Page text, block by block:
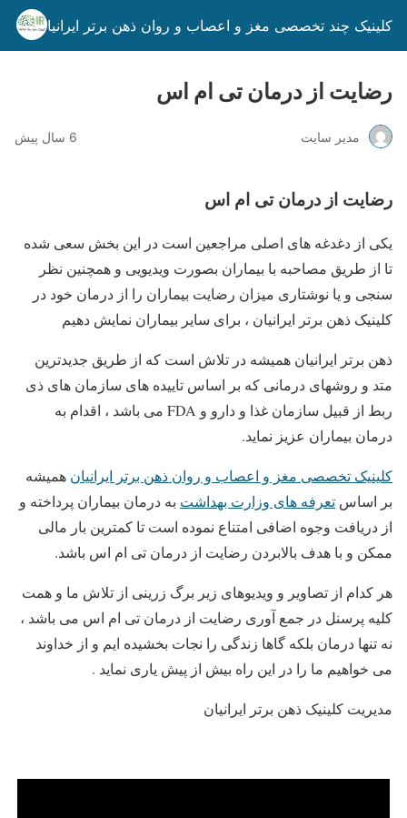
کلینیک چند تخصصی مغز و اعصاب و روان ذهن برتر ایرانیان
رضایت از درمان تی ام اس
مدیر سایت 6 سال پیش
رضایت از درمان تی ام اس
یکی از دغدغه های اصلی مراجعین است در این بخش سعی شده
تا از طریق مصاحبه با بیماران بصورت ویدیویی و همچنین نظر
سنجی و یا نوشتاری میزان رضایت بیماران را از درمان خود در
کلینیک ذهن برتر ایرانیان ، برای سایر بیماران نمایش دهیم
ذهن برتر ایرانیان همیشه در تلاش است که از طریق جدیدترین
متد و روشهای درمانی که بر اساس تاییده های سازمان های ذی
ربط از قبیل سازمان غذا و دارو و FDA می باشد ، اقدام به
درمان بیماران عزیز نماید.
کلینیک تخصصی مغز و اعصاب و روان ذهن برتر ایرانیان همیشه
بر اساس تعرفه های وزارت بهداشت به درمان بیماران پرداخته و
از دریافت وجوه اضافی امتناع نموده است تا کمترین بار مالی
ممکن و با هدف بالابردن رضایت از درمان تی ام اس باشد.
هر کدام از تصاویر و ویدیوهای زیر برگ زرینی از تلاش ما و همت
کلیه پرسنل در جمع آوری رضایت از درمان تی ام اس می باشد ،
نه تنها درمان بلکه گاها زندگی را نجات بخشیده ایم و از خداوند
می خواهیم ما را در این راه بیش از پیش یاری نماید .
مدیریت کلینیک ذهن برتر ایرانیان